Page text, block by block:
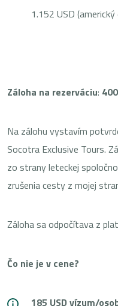
1.152 USD
Záloha na rezerváciu:
Na zálohu vystavím
Socotra Exclusive Tours.
zo strany leteckej
zrušenia cesty z mojej
Záloha sa odpočítava z
Čo nie je v cene?
185 USD vízum/